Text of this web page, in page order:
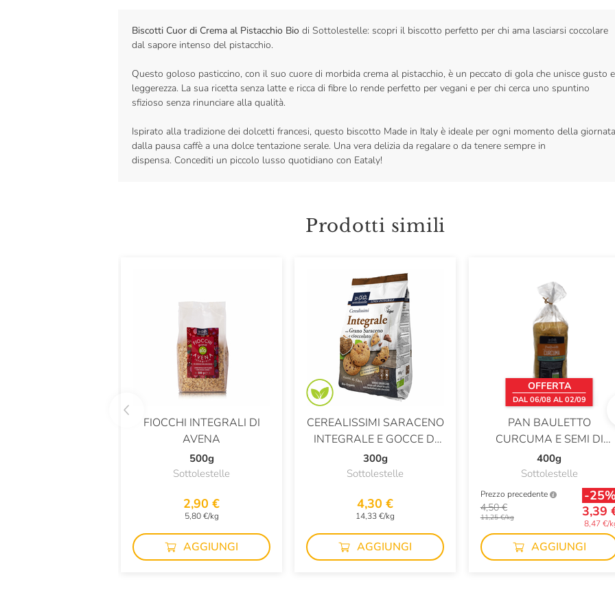
Biscotti Cuor di Crema al Pistacchio Bio di Sottolestelle: scopri il biscotto perfetto per chi ama lasciarsi coccolare
dal sapore intenso del pistacchio.
Questo goloso pasticcino, con il suo cuore di morbida crema al pistacchio, è un peccato di gola che unisce gusto e
leggerezza. La sua ricetta senza latte e ricca di fibre lo rende perfetto per vegani e per chi cerca uno spuntino
sfizioso senza rinunciare alla qualità.
Ispirato alla tradizione dei dolcetti francesi, questo biscotto Made in Italy è ideale per ogni momento della
dalla pausa caffè a una dolce tentazione serale. Una vera delizia da regalare o da tenere sempre in
dispensa. Concediti un piccolo lusso quotidiano con Eataly!
Prodotti simili
FIOCCHI INTEGRALI DI
AVENA
500g
Sottolestelle
2,90 €
5,80 €/kg
AGGIUNGI
CEREALISSIMI SARACENO
INTEGRALE E GOCCE DI
CIOCCOLATO
300g
Sottolestelle
4,30 €
14,33 €/kg
AGGIUNGI
OFFERTA
DAL 06/08 AL 02/09
PAN BAULETTO
CURCUMA E SEMI DI
PAPAVERO
400g
Sottolestelle
Prezzo precedente
4,50 €
11,25 €/kg
-
3,39
8,47 €/
AGGIUNGI